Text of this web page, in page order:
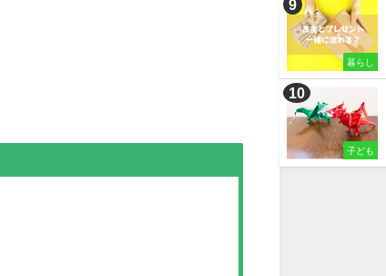
暮らし
子ども